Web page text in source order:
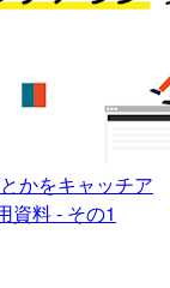
かをキャッチア
資料 - その1